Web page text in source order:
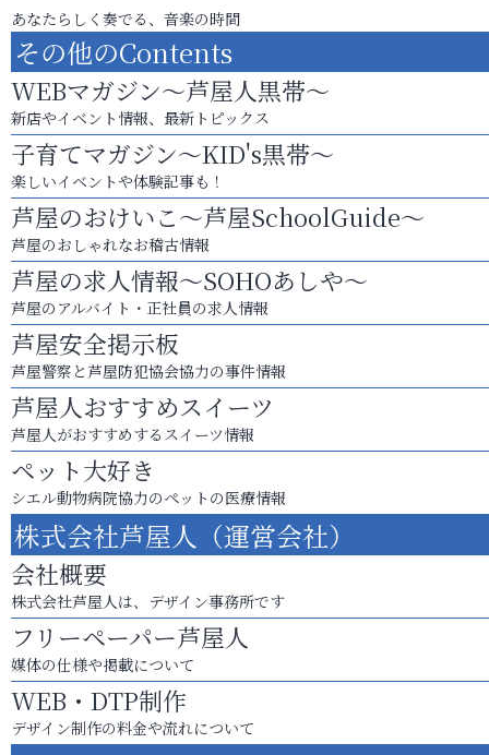
あなたらしく奏でる、音楽の時間
その他のContents
WEBマガジン～芦屋人黒帯～
新店やイベント情報、最新トピックス
子育てマガジン～KID's黒帯～
楽しいイベントや体験記事も！
芦屋のおけいこ～芦屋SchoolGuide～
芦屋のおしゃれなお稽古情報
芦屋の求人情報～SOHOあしや～
芦屋のアルバイト・正社員の求人情報
芦屋安全掲示板
芦屋警察と芦屋防犯協会協力の事件情報
芦屋人おすすめスイーツ
芦屋人がおすすめするスイーツ情報
ペット大好き
シエル動物病院協力のペットの医療情報
株式会社芦屋人（運営会社）
会社概要
株式会社芦屋人は、デザイン事務所です
フリーペーパー芦屋人
媒体の仕様や掲載について
WEB・DTP制作
デザイン制作の料金や流れについて